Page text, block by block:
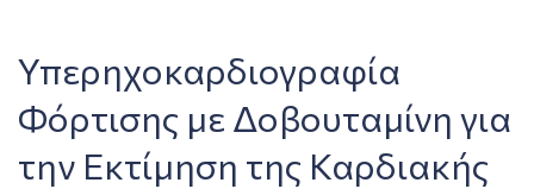
Υπερηχοκαρδιογραφία
Φόρτισης με Δοβουταμίνη για
την Εκτίμηση της Καρδιακής